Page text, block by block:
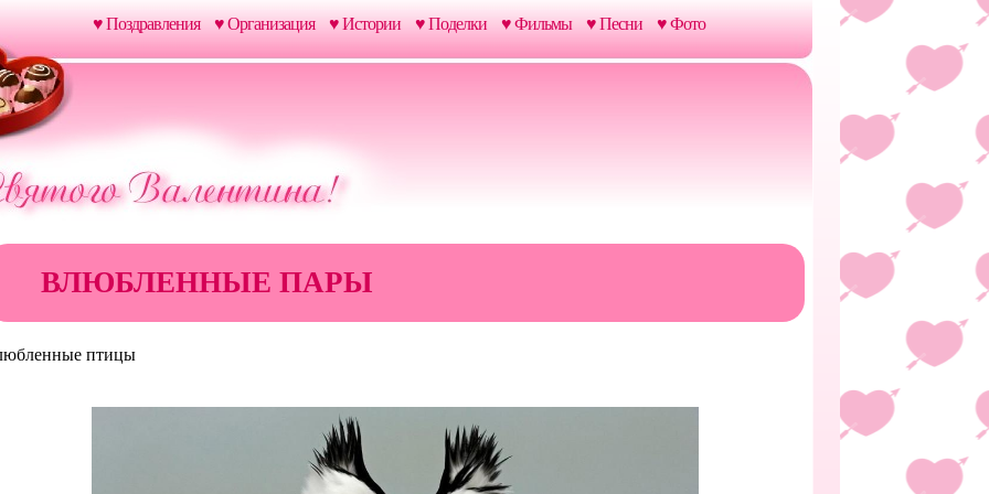
♥ Поздравления ♥ Организация ♥ Истории ♥ Поделки ♥ Фильмы ♥ Песни ♥ Фото
ВЛЮБЛЕННЫЕ ПАРЫ
птицы